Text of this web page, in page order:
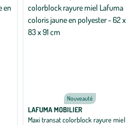
Nouveauté
LAFUMA MOBILIER
Maxi transat colorblock rayure miel